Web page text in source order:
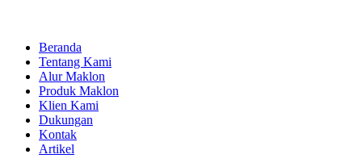
Beranda
Tentang Kami
Alur Maklon
Produk Maklon
Klien Kami
Dukungan
Kontak
Artikel